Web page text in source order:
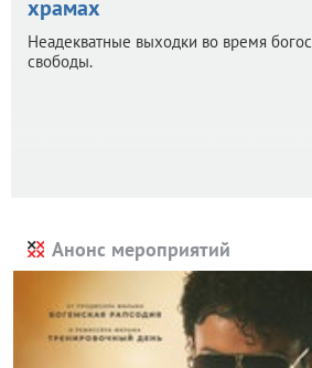
храмах
Неадекватные выходки во время
свободы.
Анонс мероприятий